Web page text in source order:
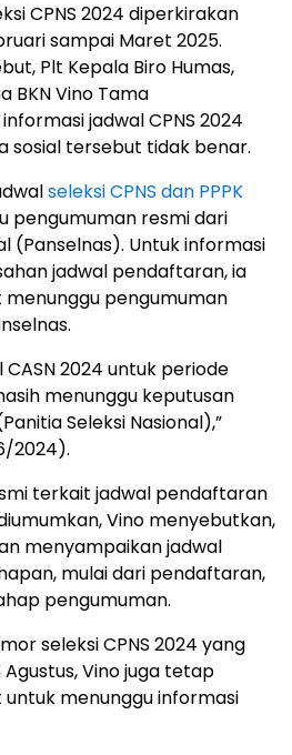
CPNS 2024 diperkirakan
sampai Maret 2025.
Plt Kepala Biro Humas,
BKN Vino Tama
jadwal CPNS 2024
sosial tersebut tidak benar.
seleksi CPNS dan PPPK
pengumuman resmi dari
(Panselnas). Untuk informasi
jadwal pendaftaran, ia
pengumuman
2024 untuk periode
menunggu keputusan
Seleksi Nasional),”
2024).
terkait jadwal pendaftaran
Vino menyebutkan,
menyampaikan jadwal
mulai dari pendaftaran,
pengumuman.
seleksi CPNS 2024 yang
Vino juga tetap
menunggu informasi